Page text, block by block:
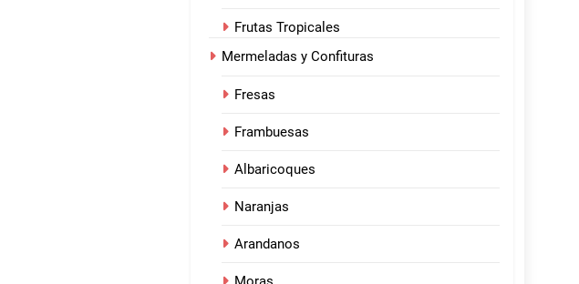
Frutas Tropicales
Mermeladas y Confituras
Fresas
Frambuesas
Albaricoques
Naranjas
Arandanos